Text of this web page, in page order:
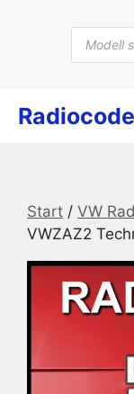
Products
search
Start / VW
VWZAZ2